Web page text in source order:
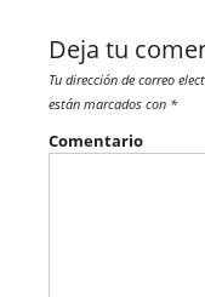
Deja tu
Tu dirección de correo
están marcados con *
Comentario